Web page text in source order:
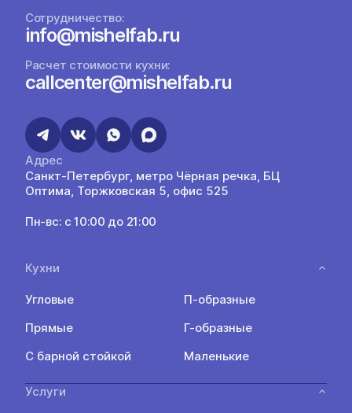
Сотрудничество:
info@mishelfab.ru
Расчет стоимости кухни:
callcenter@mishelfab.ru
Адрес
Санкт-Петербург, метро Чёрная речка, БЦ
Оптима, Торжковская 5, офис 525
Пн-вс: с 10:00 до 21:00
Кухни
Угловые
П-образные
Прямые
Г-образные
С барной стойкой
Маленькие
Услуги